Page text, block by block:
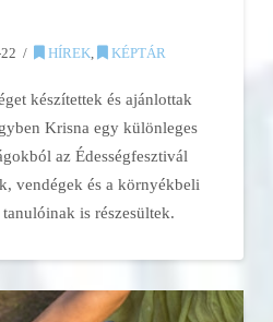
HÍREK, KÉPTÁR
készítettek és ajánlottak
Krisna egy különleges
az Édességfesztivál
vendégek és a környékbeli
is részesültek.